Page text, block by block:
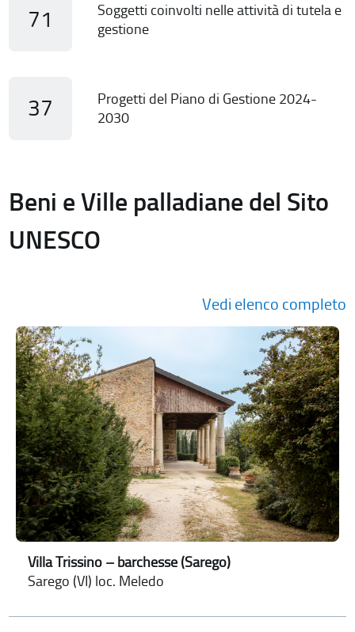
71
Soggetti coinvolti nelle attività di tutela e
gestione
37
Progetti del Piano di Gestione 2024-
2030
Beni e Ville palladiane del Sito
UNESCO
Vedi elenco completo
Villa Trissino – barchesse (Sarego)
Sarego (VI) loc. Meledo